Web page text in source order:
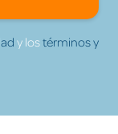
y lostérminos y